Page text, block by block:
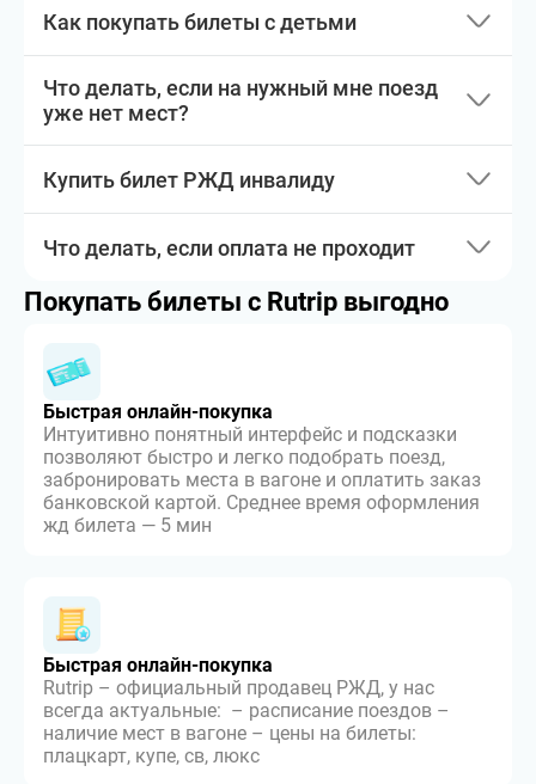
Как покупать билеты с детьми
Что делать, если на нужный мне поезд
уже нет мест?
Купить билет РЖД инвалиду
Что делать, если оплата не проходит
Покупать билеты с Rutrip выгодно
Быстрая онлайн-покупка
Интуитивно понятный интерфейс и подсказки
позволяют быстро и легко подобрать поезд,
забронировать места в вагоне и оплатить заказ
банковской картой. Среднее время оформления
жд билета — 5 мин
Быстрая онлайн-покупка
Rutrip – официальный продавец РЖД, у нас
всегда актуальные: – расписание поездов –
наличие мест в вагоне – цены на билеты:
плацкарт, купе, св, люкс